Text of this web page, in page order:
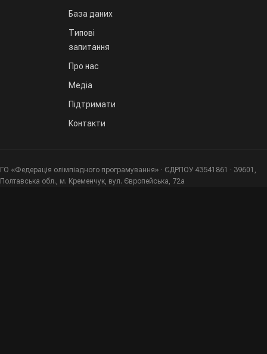
База даних
Типові
запитання
Про нас
Медіа
Підтримати
Контакти
ГО «Федерація олімпіадного програмування» · ЄДРПОУ 43541861 · 39601,
Полтавська обл., м. Кременчук, вул. Європейська, 72а